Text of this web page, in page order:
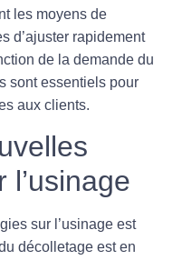
les moyens de
d’ajuster rapidement
de la demande du
sont essentiels pour
aux clients.
sur l’usinage est
décolletage est en